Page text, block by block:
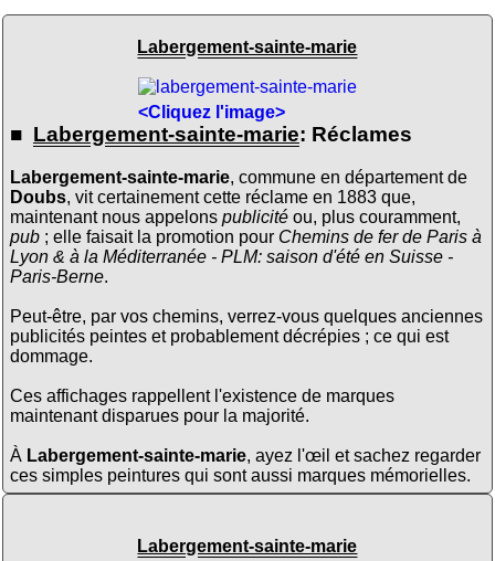
Labergement-sainte-marie
<Cliquez l'image>
■ Labergement-sainte-marie: Réclames
Labergement-sainte-marie, commune en département de
Doubs, vit certainement cette réclame en 1883 que,
maintenant nous appelons publicitéou, plus couramment,
pub; elle faisait la promotion pour Chemins de fer de Paris à
Lyon & à la Méditerranée - PLM: saison d'été en Suisse -
Paris-Berne.
Peut-être, par vos chemins, verrez-vous quelques anciennes
publicités peintes et probablement décrépies ; ce qui est
dommage.
Ces affichages rappellent l'existence de marques
maintenant disparues pour la majorité.
À Labergement-sainte-marie, ayez l'œil et sachez regarder
ces simples peintures qui sont aussi marques mémorielles.
Labergement-sainte-marie